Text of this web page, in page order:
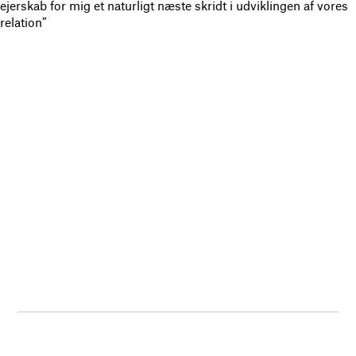
ejerskab for mig et naturligt næste skridt i udviklingen af vores
relation”